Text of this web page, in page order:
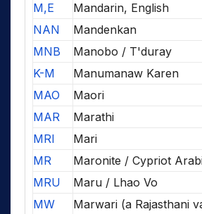
M,E
Mandarin, English
NAN
Mandenkan
MNB
Manobo / T'duray
K-M
Manumanaw Karen
MAO
Maori
MAR
Marathi
MRI
Mari
MR
Maronite / Cypriot
MRU
Maru / Lhao Vo
MW
Marwari (a Rajasthani